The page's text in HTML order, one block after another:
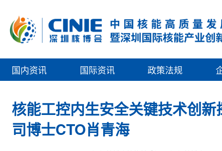
国内资讯 国际资讯 政策法规
核能工控内生安全关键技术创
司博士CTO肖青海